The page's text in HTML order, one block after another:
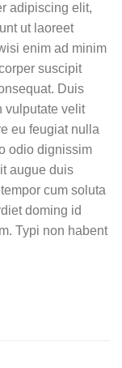
adipiscing elit,
ut laoreet
enim ad minim
suscipit
Duis
vulputate velit
eu feugiat nulla
odio dignissim
augue duis
cum soluta
doming id
Typi non habent